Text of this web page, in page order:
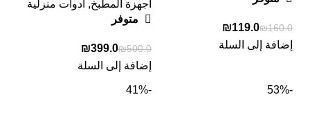
₪160.0
₪119.0
إضافة إلى السلة
أجهزة المطبخ, ادوات منزلية
متوفر
₪500.0
₪399.0
إضافة إلى السلة
-53%
-41%